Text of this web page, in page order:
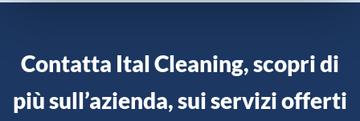
Contatta Ital Cleaning, scopri di
più sull’azienda, sui servizi offerti